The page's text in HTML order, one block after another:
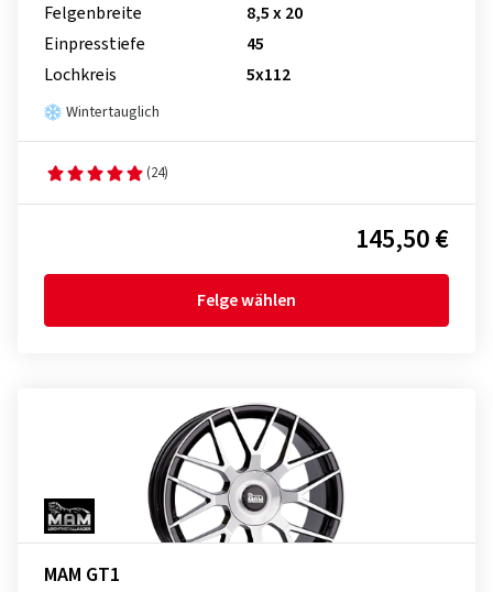
Felgenbreite
8,5 x 20
Einpresstiefe
45
Lochkreis
5x112
Wintertauglich
(24)
145,50 €
Felge wählen
MAM GT1